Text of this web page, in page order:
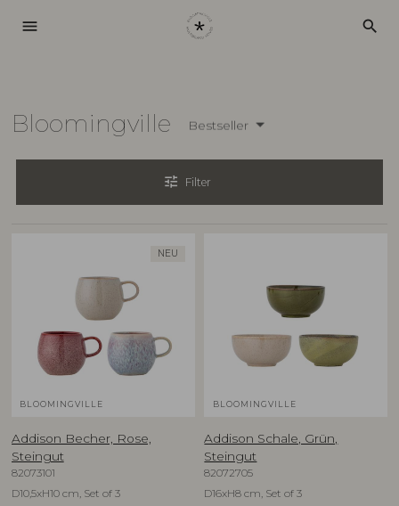
menu search
Bloomingville Bestseller
tune Filter
NEU
BLOOMINGVILLE
Addison Becher, Rose,
Steingut
82073101
D10,5xH10 cm, Set of 3
BLOOMINGVILLE
Addison Schale, Grün,
Steingut
82072705
D16xH8 cm, Set of 3